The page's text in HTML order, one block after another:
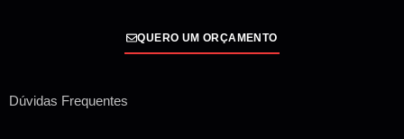
QUERO UM ORÇAMENTO
Dúvidas Frequentes